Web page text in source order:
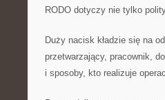
RODO dotyczy nie tylko
Duży nacisk kładzie się na
przetwarzający, pracownik,
i sposoby, kto realizuje